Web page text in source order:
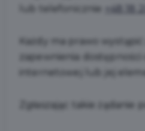
lub telefonicznie
Każdy ma prawo wystąpić
zapewnienia
internetowej lub jej
Zgłaszając takie żądanie